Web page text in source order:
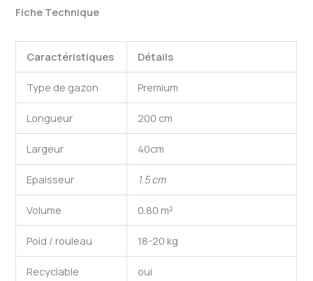
Fiche Technique
Caractéristiques Détails
Type de gazon Premium
Longueur 200 cm
Largeur 40cm
Epaisseur 1.5 cm
Volume 0.80 m²
Poid / rouleau 18-20 kg
Recyclable oui